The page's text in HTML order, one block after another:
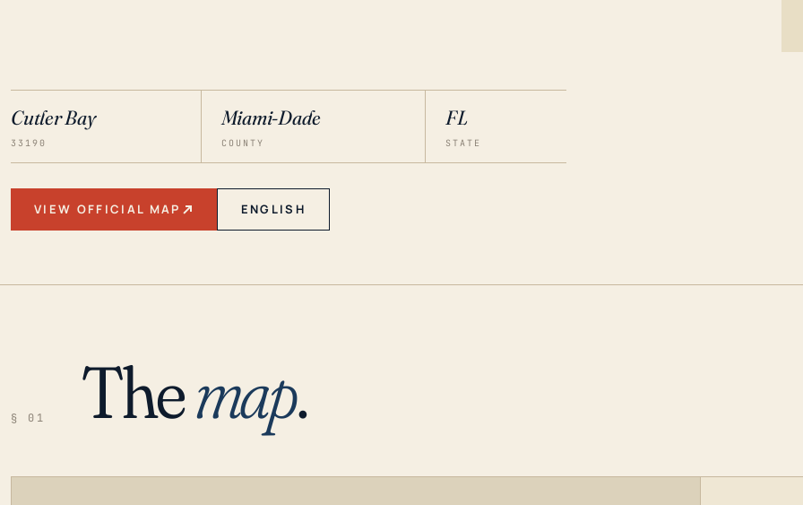
Cutler Bay
33190
Miami-Dade
COUNTY
FL
STATE
VIEW OFFICIAL MAP ENGLISH
§ 01 Themap.